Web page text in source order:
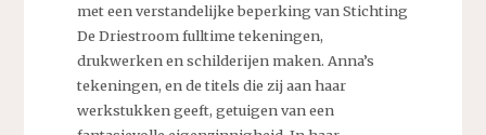
met een verstandelijke beperking van Stichting
De Driestroom fulltime tekeningen,
drukwerken en schilderijen maken. Anna’s
tekeningen, en de titels die zij aan haar
werkstukken geeft, getuigen van een